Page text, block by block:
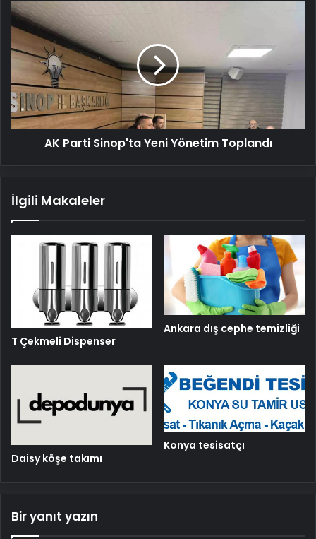
AK
Parti
Sinop'ta
Yeni
Yönetim
Toplandı
AK Parti Sinop'ta Yeni Yönetim Toplandı
İlgili Makaleler
T Çekmeli Dispenser
Ankara dış cephe temizliği
Daisy köşe takımı
Konya tesisatçı
Bir yanıt yazın